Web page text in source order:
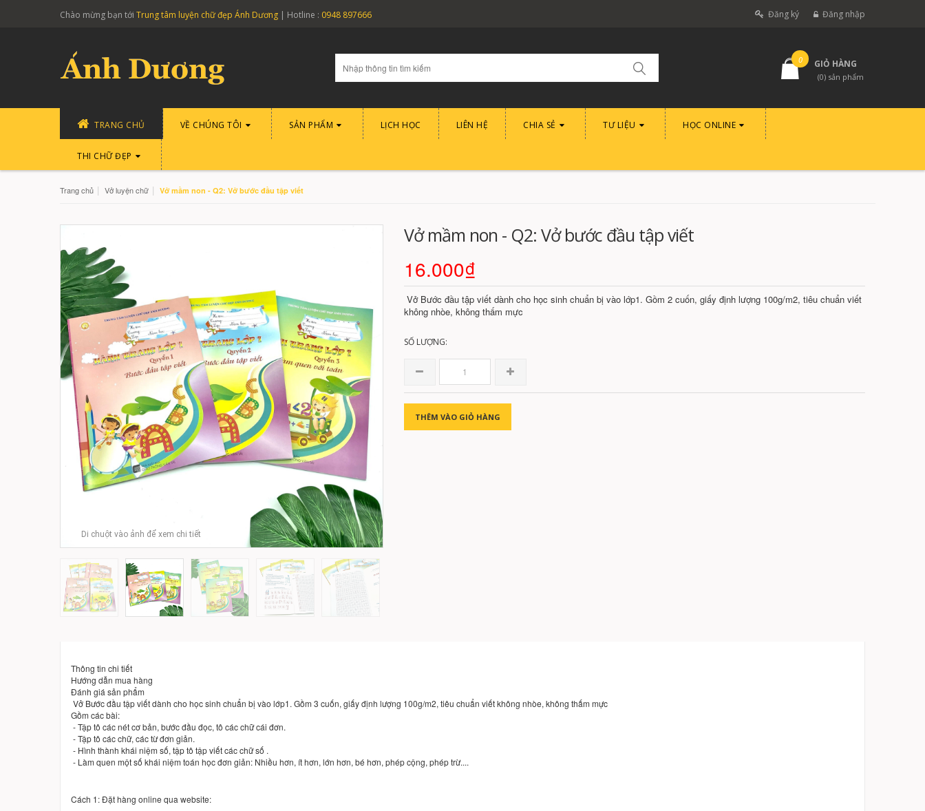
Chào mừng bạn tới Trung tâm luyện chữ đẹp Ánh Dương | Hotline : 0948 897666 Đăng ký Đăng nhập
0 GIỎ HÀNG
(0) sản phẩm
TRANG CHỦ VỀ CHÚNG TÔI SẢN PHẨM LỊCH HỌC LIÊN HỆ CHIA SẺ TƯ LIỆU HỌC ONLINE
THI CHỮ ĐẸP
Trang chủ | Vở luyện chữ | Vở mầm non - Q2: Vở bước đầu tập viết
Di chuột vào ảnh để xem chi tiết
Vở mầm non - Q2: Vở bước đầu tập viết
16.000₫
Vở Bước đầu tập viết dành cho học sinh chuẩn bị vào lớp1. Gồm 2 cuốn, giấy định lượng 100g/m2, tiêu chuẩn viết
không nhòe, không thấm mực
SỐ LƯỢNG:
THÊM VÀO GIỎ HÀNG
Thông tin chi tiết
Hướng dẫn mua hàng
Đánh giá sản phẩm
Vở Bước đầu tập viết dành cho học sinh chuẩn bị vào lớp1. Gồm 3 cuốn, giấy định lượng 100g/m2, tiêu chuẩn viết không nhòe, không thấm mực
Gồm các bài:
- Tập tô các nét cơ bản, bước đầu đọc, tô các chữ cái đơn.
- Tập tô các chữ, các từ đơn giản.
- Hình thành khái niệm số, tập tô tập viết các chữ số .
- Làm quen một số khái niệm toán học đơn giản: Nhiều hơn, ít hơn, lớn hơn, bé hơn, phép cộng, phép trừ....
Cách 1: Đặt hàng online qua website: